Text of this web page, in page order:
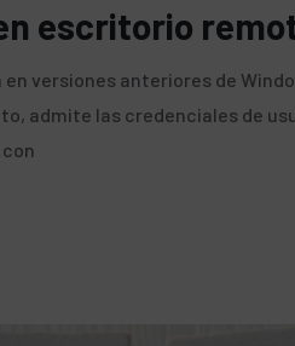
escritorio
en versiones anteriores de
admite las credenciales de